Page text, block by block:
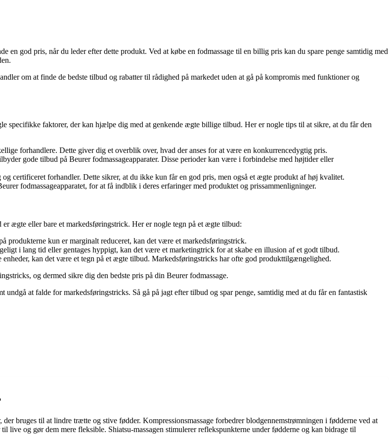
god pris, når du leder efter dette produkt. Ved at købe en fodmassage til en billig pris kan du spare penge samtidig med
om at finde de bedste tilbud og rabatter til rådighed på markedet uden at gå på kompromis med funktioner og
specifikke faktorer, der kan hjælpe dig med at genkende ægte billige tilbud. Her er nogle tips til at sikre, at du får den
forhandlere. Dette giver dig et overblik over, hvad der anses for at være en konkurrencedygtig pris.
gode tilbud på Beurer fodmassageapparater. Disse perioder kan være i forbindelse med højtider eller
certificeret forhandler. Dette sikrer, at du ikke kun får en god pris, men også et ægte produkt af høj kvalitet.
fodmassageapparatet, for at få indblik i deres erfaringer med produktet og prissammenligninger.
ægte eller bare et markedsføringstrick. Her er nogle tegn på et ægte tilbud:
produkterne kun er marginalt reduceret, kan det være et markedsføringstrick.
i lang tid eller gentages hyppigt, kan det være et marketingtrick for at skabe en illusion af et godt tilbud.
kan det være et tegn på et ægte tilbud. Markedsføringstricks har ofte god produkttilgængelighed.
og dermed sikre dig den bedste pris på din Beurer fodmassage.
at falde for markedsføringstricks. Så gå på jagt efter tilbud og spar penge, samtidig med at du får en fantastisk
bruges til at lindre trætte og stive fødder. Kompressionsmassage forbedrer blodgennemstrømningen i fødderne ved at
og gør dem mere fleksible. Shiatsu-massagen stimulerer reflekspunkterne under fødderne og kan bidrage til